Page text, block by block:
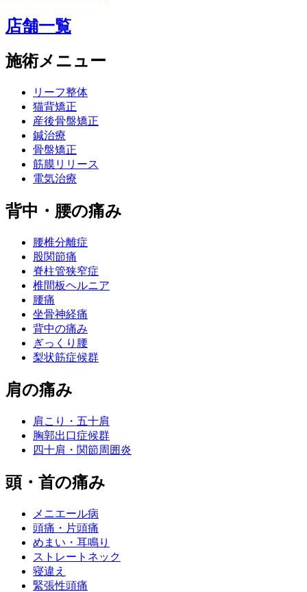
店舗一覧
施術メニュー
リーフ整体
猫背矯正
産後骨盤矯正
鍼治療
骨盤矯正
筋膜リリース
電気治療
背中・腰の痛み
腰椎分離症
股関節痛
脊柱管狭窄症
椎間板ヘルニア
腰痛
坐骨神経痛
背中の痛み
ぎっくり腰
梨状筋症候群
肩の痛み
肩こり・五十肩
胸郭出口症候群
四十肩・関節周囲炎
頭・首の痛み
メニエール病
頭痛・片頭痛
めまい・耳鳴り
ストレートネック
寝違え
緊張性頭痛